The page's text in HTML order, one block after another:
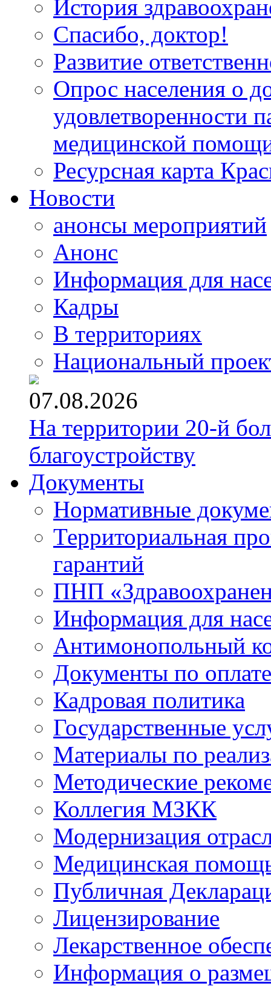
История
Спасибо, доктор!
Развитие
Опрос населения о
удовлетворенности
медицинской
Ресурсная карта
Новости
анонсы мероприятий
Анонс
Информация для
Кадры
В территориях
Национальный
07.08.2026
На территории 20-й
благоустройству
Документы
Нормативные
Территориальная
гарантий
ПНП
Информация для
Антимонопольный
Документы по
Кадровая политика
Государственные
Материалы по
Методические
Коллегия МЗКК
Модернизация
Медицинская
Публичная
Лицензирование
Лекарственное
Информация о